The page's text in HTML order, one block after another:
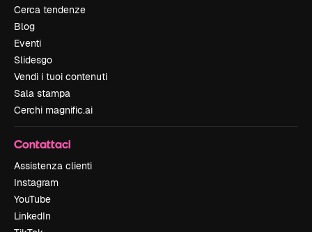
Cerca tendenze
Blog
Eventi
Slidesgo
Vendi i tuoi contenuti
Sala stampa
Cerchi magnific.ai
Contattaci
Assistenza clienti
Instagram
YouTube
LinkedIn